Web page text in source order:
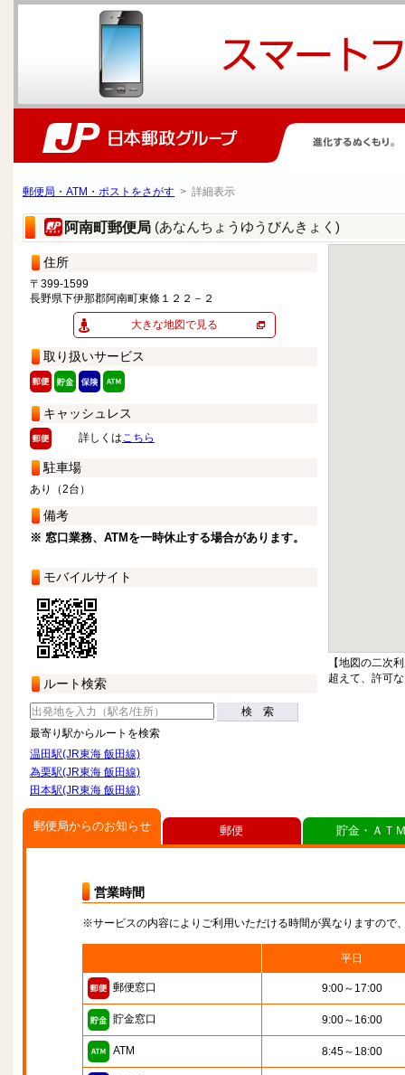
郵便局・ATM・ポストをさがす > 詳細表示
阿南町郵便局 (あなんちょうゆうびんきょく)
住所
〒399-1599
長野県下伊那郡阿南町東條１２２－２
大きな地図で見る
取り扱いサービス
キャッシュレス
詳しくはこちら
駐車場
あり（2台）
備考
※ 窓口業務、ATMを一時休止する場合があります。
モバイルサイト
ルート検索
検 索
最寄り駅からルートを検索
温田駅(JR東海 飯田線)
為栗駅(JR東海 飯田線)
田本駅(JR東海 飯田線)
【地図の二次
超えて、許可
郵便局からのお知らせ
営業時間
※サービスの内容によりご利用いただける時間が異なりますので
平日
郵便窓口 9:00～17:00
貯金窓口 9:00～16:00
ATM 8:45～18:00
郵便 貯金・ＡＴ